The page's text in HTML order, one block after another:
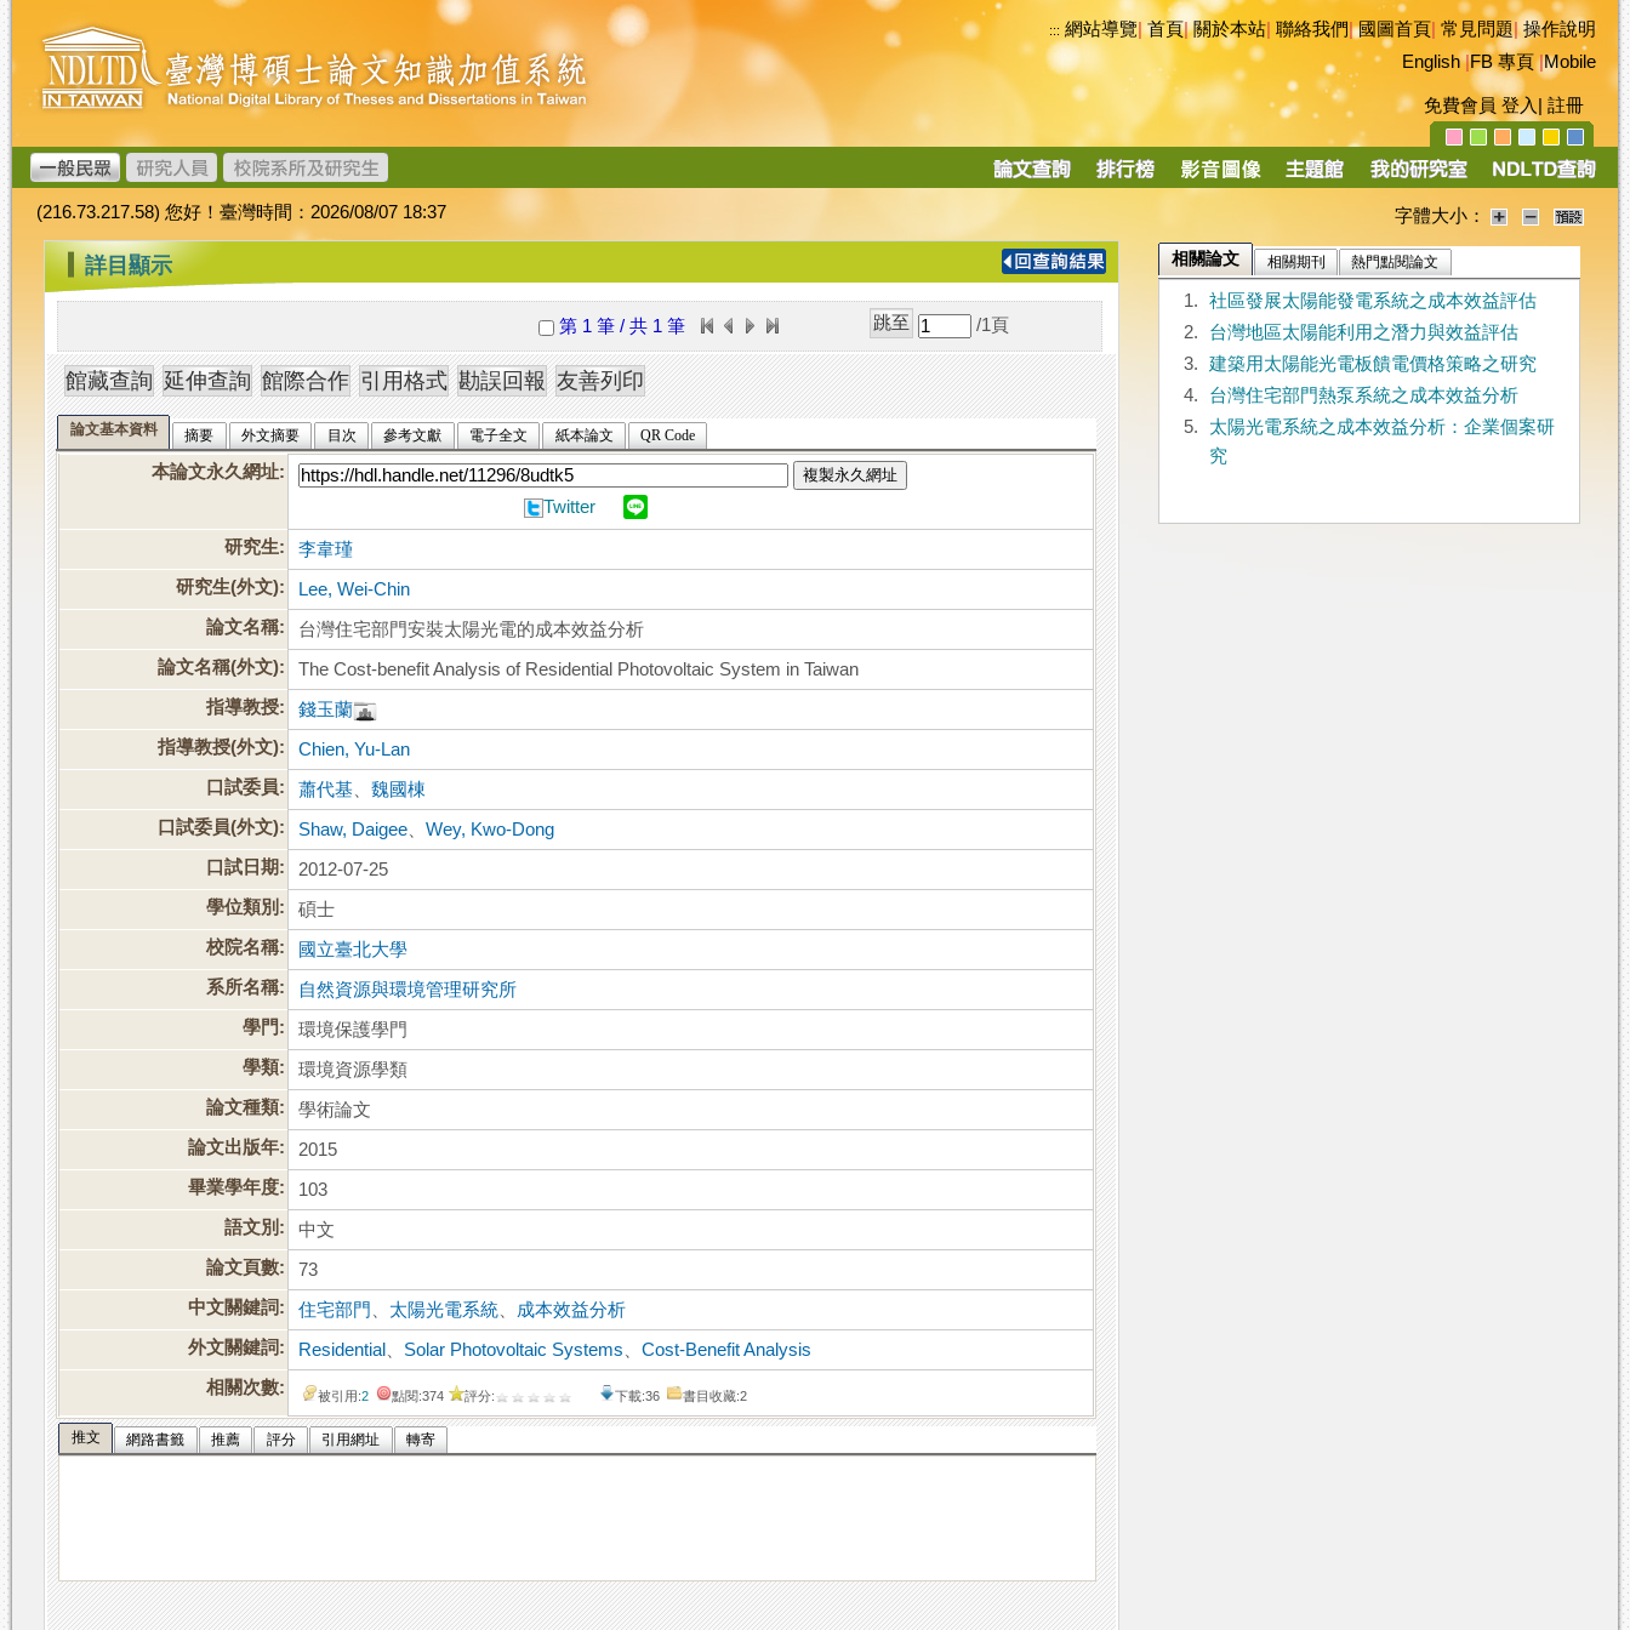
跳
到
主
要
內
容
臺
灣
博
碩
士
論
文
加
值
系
統
::: 網站導覽|首頁|關於本站 聯絡我們|國圖首頁 常見問題|操作說明
English|FB 專頁|Mobile
免費會員 登入 註冊
導
(216.73.217.58) 您好！臺灣時間：2026/08/07 18:37 字體大小：
::: 詳目顯示
第 1 筆 / 共 1 筆 /1 頁
論文基本資料 摘要 外文摘要 目次 參考文獻 電子全文 紙本論文 QR Code
本論文永久網址: 複製永久網址
Twitter
研究生:
李韋瑾
研究生(外文):
Lee, Wei-Chin
論文名稱:
台灣住宅部門安裝太陽光電的成本效益分析
論文名稱(外文):
The Cost-benefit Analysis of Residential Photovoltaic System in Taiwan
指導教授:
錢玉蘭
指導教授(外文):
Chien, Yu-Lan
口試委員:
蕭代基 、魏國棟
口試委員(外文):
Shaw, Daigee 、Wey, Kwo-Dong
口試日期:
2012-07-25
學位類別:
碩士
校院名稱:
國立臺北大學
系所名稱:
自然資源與環境管理研究所
學門:
環境保護學門
學類:
環境資源學類
論文種類:
學術論文
論文出版年:
2015
畢業學年度:
103
語文別:
中文
論文頁數:
73
中文關鍵詞:
住宅部門 太陽光電系統
成本效益分析
外文關鍵詞:
Residential Solar Photovoltaic Systems 、Cost-Benefit Analysis
相關次數:
被引用:2 點閱:374 評分: 下載:36 書目收藏:2
推文 網路書籤 推薦 評分 引用網址 轉寄
相關論文 相關期刊 熱門點閱論文
1.
社區發展太陽能發電系統之成本效益評估
2.
台灣地區太陽能利用之潛力與效益評估
3.
建築用太陽能光電板饋電價格策略之研究
4.
台灣住宅部門熱泵系統之成本效益分析
5.
太陽光電系統之成本效益分析：企業個案研
究